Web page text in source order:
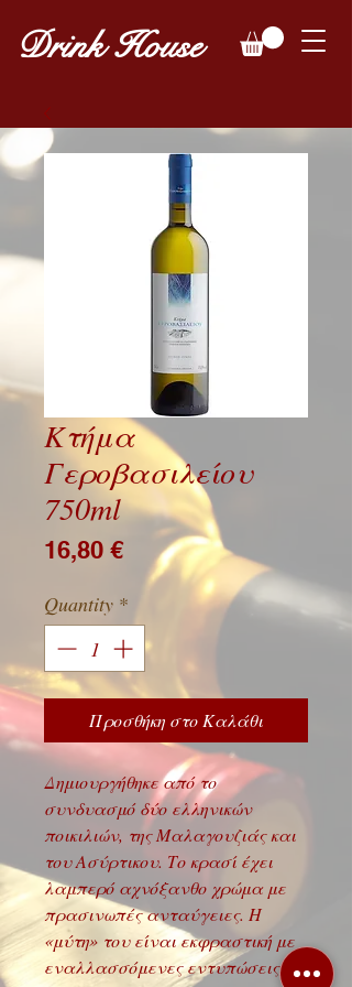
Drink House
Κτήμα
Γεροβασιλείου
750ml
16,80 €Price
Quantity *
Προσθήκη στο Καλάθι
Δημιουργήθηκε από το
συνδυασμό δύο ελληνικών
ποικιλιών, της Μαλαγουζιάς και
του Ασύρτικου. Το κρασί έχει
λαμπερό αχνόξανθο χρώμα με
πρασινωπές ανταύγειες. Η
«μύτη» του είναι εκφραστική με
εναλλασσόμενες εντυπώσεις,